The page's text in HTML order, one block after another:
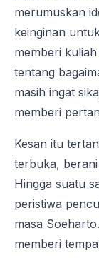
merumuskan
keinginan
memberi
tentang
masih ingat
memberi
Kesan itu
terbuka,
Hingga suatu
peristiwa
masa
memberi